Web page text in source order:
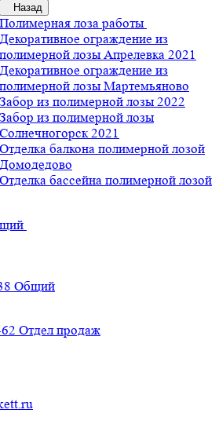
Назад
Полимерная лоза работы
Декоративное ограждение из
полимерной лозы Апрелевка 2021
Декоративное ограждение из
полимерной лозы Мартемьяново
Забор из полимерной лозы 2022
Забор из полимерной лозы
Солнечногорск 2021
Отделка балкона полимерной лозой
Домодедово
Отделка бассейна полимерной лозой
Общий
Отдел продаж